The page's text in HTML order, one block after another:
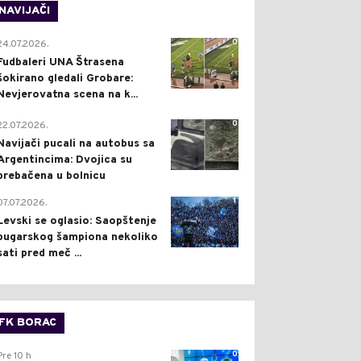
NAVIJAČI
0
UNA Štrasena
gledali Grobare:
scena na k...
0
pucali na autobus sa
Dvojica su
u bolnicu
1
se oglasio: Saopštenje
šampiona nekoliko
pred meč ...
FK BORAC
0
10 h